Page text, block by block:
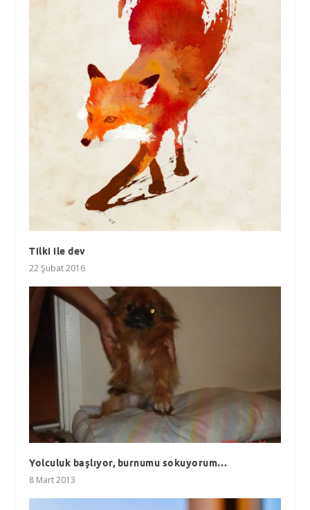
Tilki ile dev
22 Şubat 2016
Yolculuk başlıyor, burnumu sokuyorum…
8 Mart 2013